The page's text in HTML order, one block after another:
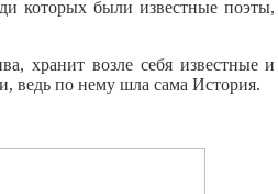
которых были известные поэты,
возле себя известные и
ведь по нему шла сама История.